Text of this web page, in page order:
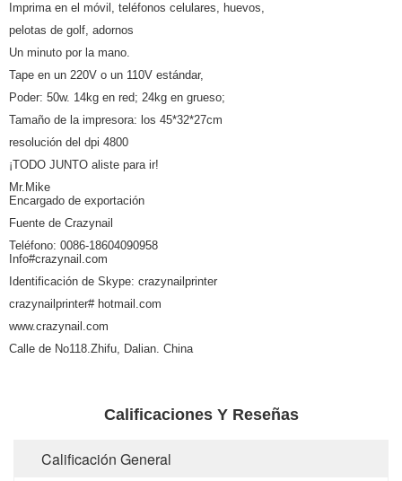
Imprima en el móvil, teléfonos celulares, huevos,
pelotas de golf, adornos
Un minuto por la mano.
Tape en un 220V o un 110V estándar,
Poder: 50w. 14kg en red; 24kg en grueso;
Tamaño de la impresora: los 45*32*27cm
resolución del dpi 4800
¡TODO JUNTO aliste para ir!
Mr.Mike
Encargado de exportación
Fuente de Crazynail
Teléfono: 0086-18604090958
Info#crazynail.com
Identificación de Skype: crazynailprinter
crazynailprinter# hotmail.com
www.crazynail.com
Calle de No118.Zhifu, Dalian. China
Calificaciones Y Reseñas
Calificación General